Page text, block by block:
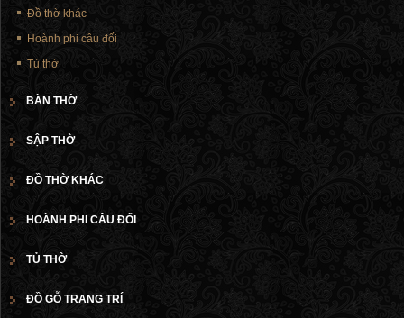
Đồ thờ khác
Hoành phi câu đối
Tủ thờ
BÀN THỜ
SẬP THỜ
ĐỒ THỜ KHÁC
HOÀNH PHI CÂU ĐỐI
TỦ THỜ
ĐỒ GỖ TRANG TRÍ